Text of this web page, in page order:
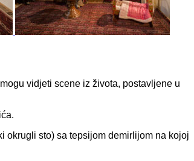
vidjeti scene iz života, postavljene u
okrugli sto) sa tepsijom demirlijom na kojoj